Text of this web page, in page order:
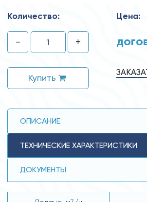
Количество:
- +
Купить
Цена:
ОПИСАНИЕ
ТЕХНИЧЕСКИЕ ХАРАКТЕРИСТИКИ
ДОКУМЕНТЫ